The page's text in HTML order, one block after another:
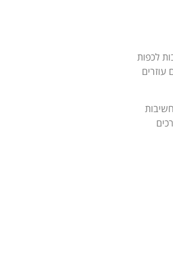
לכפות
עוזרים